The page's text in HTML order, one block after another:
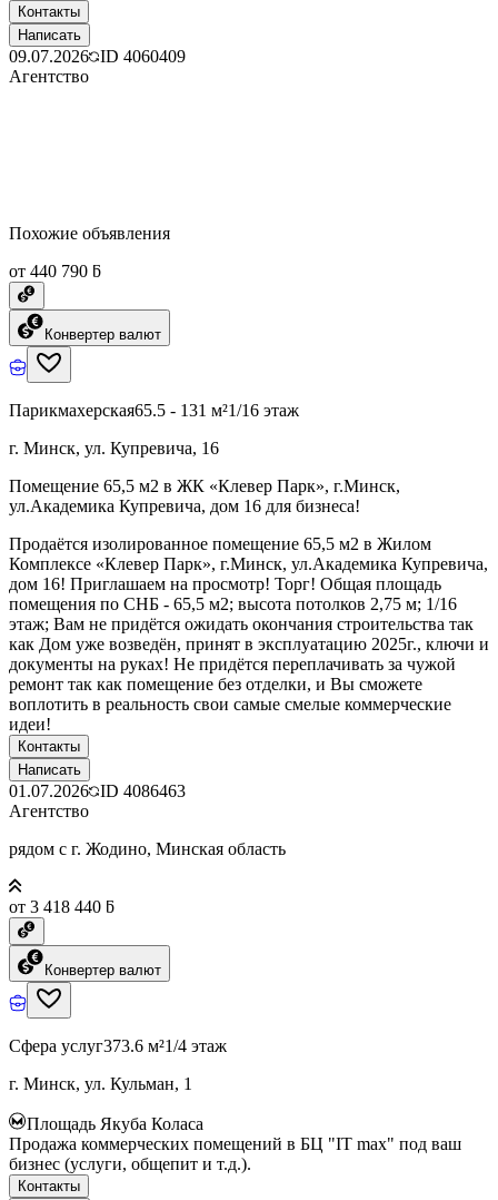
Контакты
Написать
09.07.2026 ID 4060409
Агентство
Похожие объявления
от 440 790 ƃ
Конвертер валют
Парикмахерская65.5 - 131 м²1/16 этаж
г. Минск, ул. Купревича, 16
Помещение 65,5 м2 в ЖК «Клевер Парк», г.Минск,
ул.Академика Купревича, дом 16 для бизнеса!
Продаётся изолированное помещение 65,5 м2 в Жилом
Комплексе «Клевер Парк», г.Минск, ул.Академика Купревича,
дом 16! Приглашаем на просмотр! Торг! Общая площадь
помещения по СНБ - 65,5 м2; высота потолков 2,75 м; 1/16
этаж; Вам не придётся ожидать окончания строительства так
как Дом уже возведён, принят в эксплуатацию 2025г., ключи и
документы на руках! Не придётся переплачивать за чужой
ремонт так как помещение без отделки, и Вы сможете
воплотить в реальность свои самые смелые коммерческие
идеи!
Контакты
Написать
01.07.2026 ID 4086463
Агентство
рядом с г. Жодино, Минская область
от 3 418 440 ƃ
Конвертер валют
Сфера услуг373.6 м²1/4 этаж
г. Минск, ул. Кульман, 1
Площадь Якуба Коласа
Продажа коммерческих помещений в БЦ "IT max" под ваш
бизнес (услуги, общепит и т.д.).
Контакты